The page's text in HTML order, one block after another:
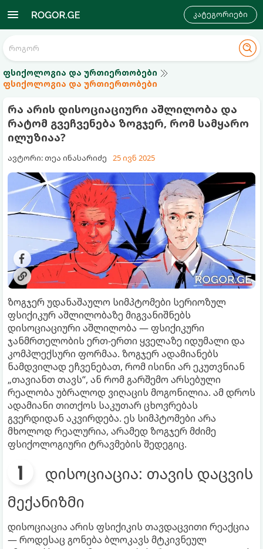
კატეგორიები
ფსიქოლოგია და ურთიერთობები
ფსიქოლოგია და ურთიერთობები
რა არის დისოციაციური აშლილობა და
რატომ გვეჩვენება ზოგჯერ, რომ სამყარო
ილუზიაა?
ავტორი: თეა ინასარიძე 25 ივნ 2025
ზოგჯერ უდანაშაულო სიმპტომები სერიოზულ
ფსიქიკურ აშლილობაზე მიგვანიშნებს
დისოციაციური აშლილობა — ფსიქიკური
ჯანმრთელობის ერთ-ერთი ყველაზე იდუმალი და
კომპლექსური ფორმაა. ზოგჯერ ადამიანებს
ნამდვილად ეჩვენებათ, რომ ისინი არ ეკუთვნიან
„თავიანთ თავს“, ან რომ გარშემო არსებული
რეალობა უბრალოდ ვიღაცის მოგონილია. ამ დროს
ადამიანი თითქოს საკუთარ ცხოვრებას
გვერდიდან აკვირდება. ეს სიმპტომები არა
მხოლოდ რეალურია, არამედ ზოგჯერ მძიმე
ფსიქოლოგიური ტრავმების შედეგიც.
დისოციაცია: თავის დაცვის
მექანიზმი
დისოციაცია არის ფსიქიკის თავდაცვითი რეაქცია
— როდესაც გონება ბლოკავს მტკივნეულ